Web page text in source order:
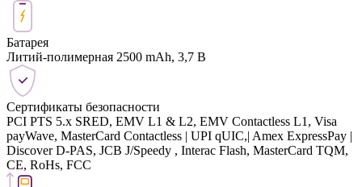
Батарея
Литий-полимерная 2500 mAh, 3,7 В
Сертификаты безопасности
PCI PTS 5.x SRED, EMV L1 & L2, EMV Contactless L1, Visa
payWave, MasterCard Contactless | UPI qUIC,| Amex ExpressPay |
Discover D-PAS, JCB J/Speedy , Interac Flash, MasterCard TQM,
CE, RoHs, FCC